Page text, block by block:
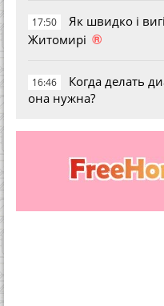
17:50
Як швидко і
Житомирі ®
16:46
Когда делать
она нужна?